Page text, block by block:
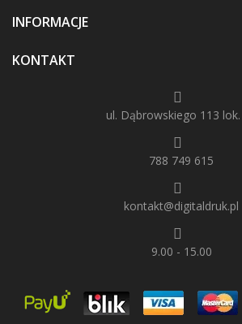
INFORMACJE
KONTAKT
ul. Dąbrowskiego 113
788 749 615
kontakt@digitaldruk.pl
9.00 - 15.00